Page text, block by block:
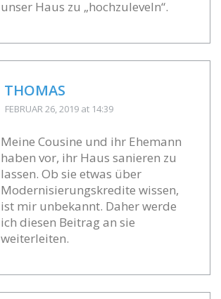
unser Haus zu „hochzuleveln“.
THOMAS
FEBRUAR 26, 2019 at 14:39
Meine Cousine und ihr Ehemann
haben vor, ihr Haus sanieren zu
lassen. Ob sie etwas über
Modernisierungskredite wissen,
ist mir unbekannt. Daher werde
ich diesen Beitrag an sie
weiterleiten.